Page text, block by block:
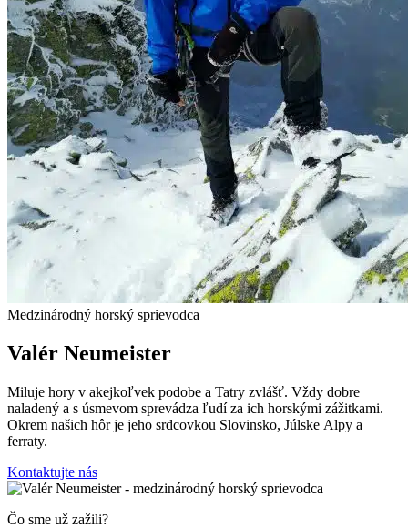
Medzinárodný horský sprievodca
Valér Neumeister
Miluje hory v akejkoľvek podobe a Tatry zvlášť. Vždy dobre
naladený a s úsmevom sprevádza ľudí za ich horskými zážitkami.
Okrem našich hôr je jeho srdcovkou Slovinsko, Júlske Alpy a
ferraty.
Kontaktujte nás
Čo sme už zažili?